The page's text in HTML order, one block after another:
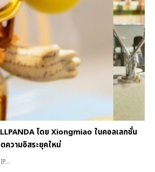
โดย Xiongmiao ในคอลเลกชั่น
ความอิสระยุคใหม่